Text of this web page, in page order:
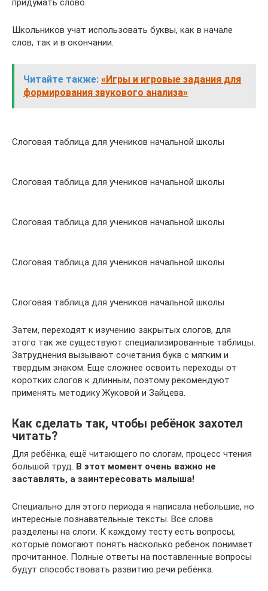
придумать слово.
Школьников учат использовать буквы, как в начале
слов, так и в окончании.
Читайте также: «Игры и игровые задания для
формирования звукового анализа»
Слоговая таблица для учеников начальной школы
Слоговая таблица для учеников начальной школы
Слоговая таблица для учеников начальной школы
Слоговая таблица для учеников начальной школы
Слоговая таблица для учеников начальной школы
Затем, переходят к изучению закрытых слогов, для
этого так же существуют специализированные таблицы.
Затруднения вызывают сочетания букв с мягким и
твердым знаком. Еще сложнее освоить переходы от
коротких слогов к длинным, поэтому рекомендуют
применять методику Жуковой и Зайцева.
Как сделать так, чтобы ребёнок захотел
читать?
Для ребёнка, ещё читающего по слогам, процесс чтения
большой труд. В этот момент очень важно не
заставлять, а заинтересовать малыша!
Специально для этого периода я написала небольшие, но
интересные познавательные тексты. Все слова
разделены на слоги. К каждому тесту есть вопросы,
которые помогают понять насколько ребенок понимает
прочитанное. Полные ответы на поставленные вопросы
будут способствовать развитию речи ребёнка.